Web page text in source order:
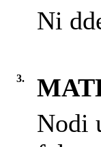
Ni
3.
Nodi